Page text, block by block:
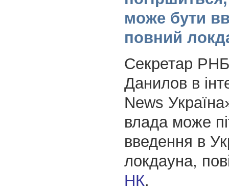
може бути
повний
Секретар
Данилов в
News
влада може
введення в
локдауна,
НК.